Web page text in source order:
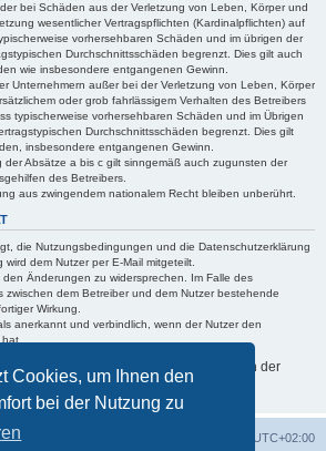
Cookies, um Ihnen den
bei der Nutzung zu
bei Schäden aus der Verletzung von Leben, Körper und
wesentlicher Vertragspflichten (Kardinalpflichten) auf
vorhersehbaren Schäden und im übrigen der
Durchschnittsschäden begrenzt. Dies gilt auch
wie insbesondere entgangenen Gewinn.
Unternehmern außer bei der Verletzung von Leben, Körper
oder grob fahrlässigem Verhalten des Betreibers
typischerweise vorhersehbaren Schäden und im Übrigen
Durchschnittsschäden begrenzt. Dies gilt
insbesondere entgangenen Gewinn.
der Absätze a bis c gilt sinngemäß auch zugunsten der
des Betreibers.
aus zwingendem nationalem Recht bleiben unberührt.
die Nutzungsbedingungen und die Datenschutzerklärung
dem Nutzer per E-Mail mitgeteilt.
Änderungen zu widersprechen. Im Falle des
zwischen dem Betreiber und dem Nutzer bestehende
Wirkung.
anerkannt und verbindlich, wenn der Nutzer den
mit Ihren persönlichen Daten sind in der
UTC+02:00